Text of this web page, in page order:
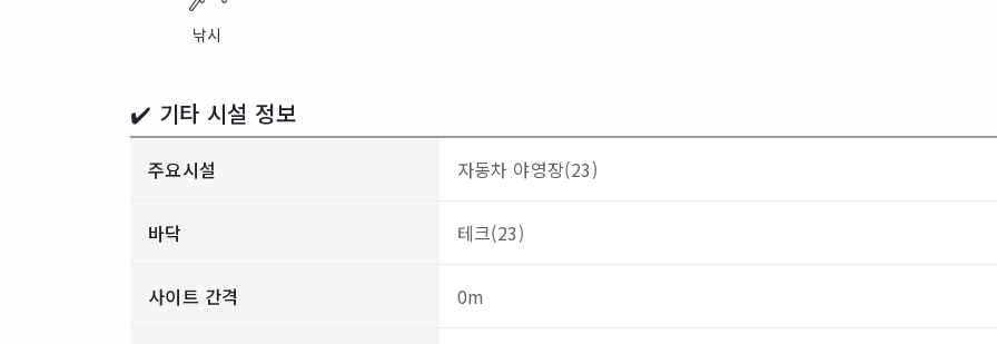
낚시
✔️ 기타 시설 정보
주요시설 자동차 야영장(23)
바닥 테크(23)
사이트 간격 0m